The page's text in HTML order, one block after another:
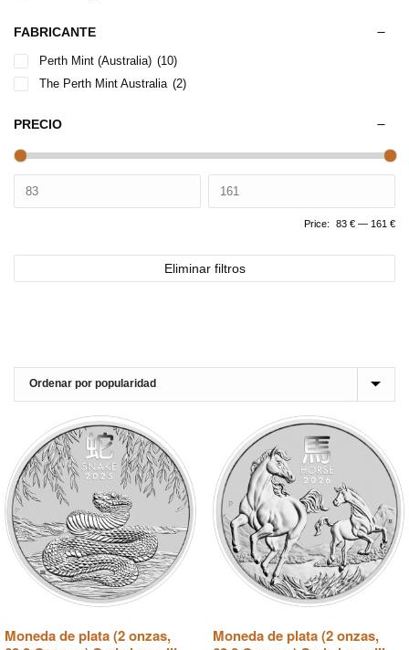
Moneda de plata (2 onzas,
Moneda de plata (2 onzas,
FABRICANTE
Perth Mint (Australia) (10)
The Perth Mint Australia (2)
PRECIO
Price: 83 € — 161 €
Eliminar filtros